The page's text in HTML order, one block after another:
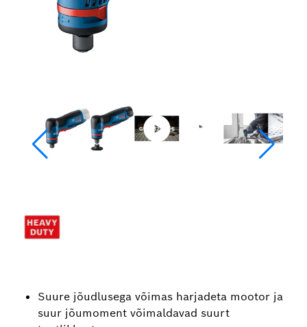
Suure jõudlusega võimas harjadeta mootor ja
suur jõumoment võimaldavad suurt